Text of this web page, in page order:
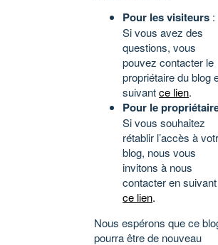
Pour les visiteurs :
Si vous avez des
questions, vous
pouvez contacter le
propriétaire du blog
suivantce lien.
Pour le
Si vous souhaitez
rétablir l’accès à
blog, nous vous
invitons à nous
contacter en suivant
ce lien.
Nous espérons que ce
pourra être de nouveau